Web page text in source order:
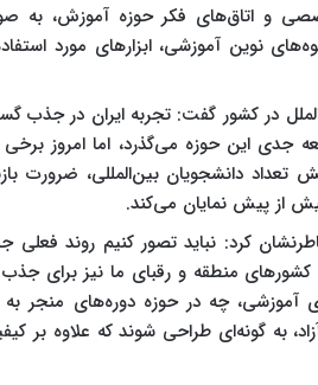
و اتاق‌های فکر حوزه آموزش، به
نوین آموزشی، ابزارهای مورد
در کشور گفت: تجربه ایران در جذب
جدی این حوزه می‌گذرد، اما امروز
تعداد دانشجویان بین‌المللی، ضرورت
از پیش نمایان می‌کند.
کرد: نباید تصور کنیم روند
منطقه و رقبای ما نیز برای جذب
آموزشی، چه در حوزه دوره‌های منجر
به گونه‌ای طراحی شوند که علاوه